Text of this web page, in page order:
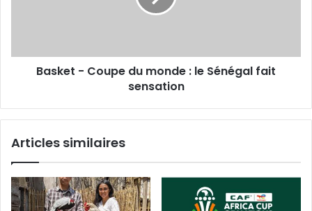
Basket - Coupe du monde : le Sénégal fait
sensation
Articles similaires